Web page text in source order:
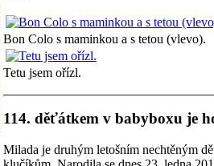
Bon Colo s maminkou a s tetou (vlevo).
Tetu jsem ořízl.
114. děťátkem v babyboxu je
Milada je druhým letošním nechtěným